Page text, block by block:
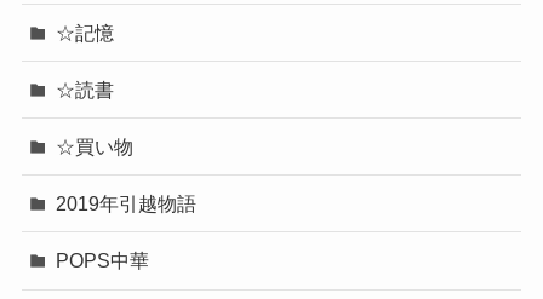
☆記憶
☆読書
☆買い物
2019年引越物語
POPS中華